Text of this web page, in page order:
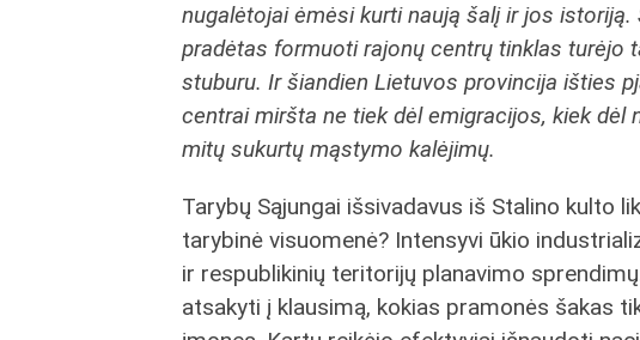
nugalėtojai ėmėsi kurti naują šalį ir jos
pradėtas formuoti rajonų centrų tinklas turėjo
stuburu. Ir šiandien Lietuvos provincija išties
centrai miršta ne tiek dėl emigracijos, kiek dėl
mitų sukurtų mąstymo kalėjimų.
Tarybų Sąjungai išsivadavus iš Stalino kulto
tarybinė visuomenė? Intensyvi ūkio
ir respublikinių teritorijų planavimo
atsakyti į klausimą, kokias pramonės šakas